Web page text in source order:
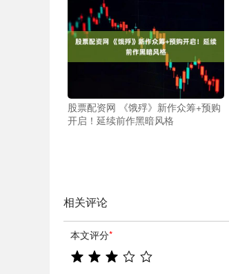
股票配资网 《饿殍》新作众筹+预购
开启！延续前作黑暗风格
相关评论
本文评分*